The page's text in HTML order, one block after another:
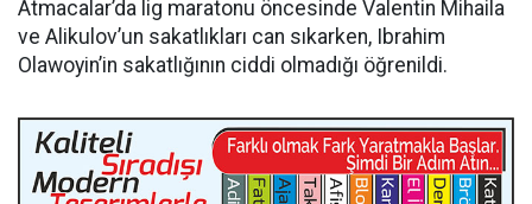
Atmacalar’da lig maratonu öncesinde Valentin Mihaila
ve Alikulov’un sakatlıkları can sıkarken, Ibrahim
Olawoyin’in sakatlığının ciddi olmadığı öğrenildi.